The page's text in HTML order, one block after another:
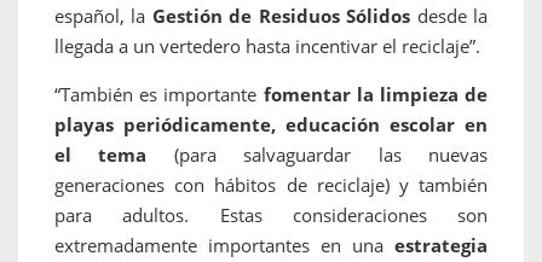
español, la Gestión de Residuos Sólidos desde la
llegada a un vertedero hasta incentivar el reciclaje”.
“También es importante fomentar la limpieza de
playas periódicamente, educación escolar en
el tema (para salvaguardar las nuevas
generaciones con hábitos de reciclaje) y también
para adultos. Estas consideraciones son
extremadamente importantes en una estrategia